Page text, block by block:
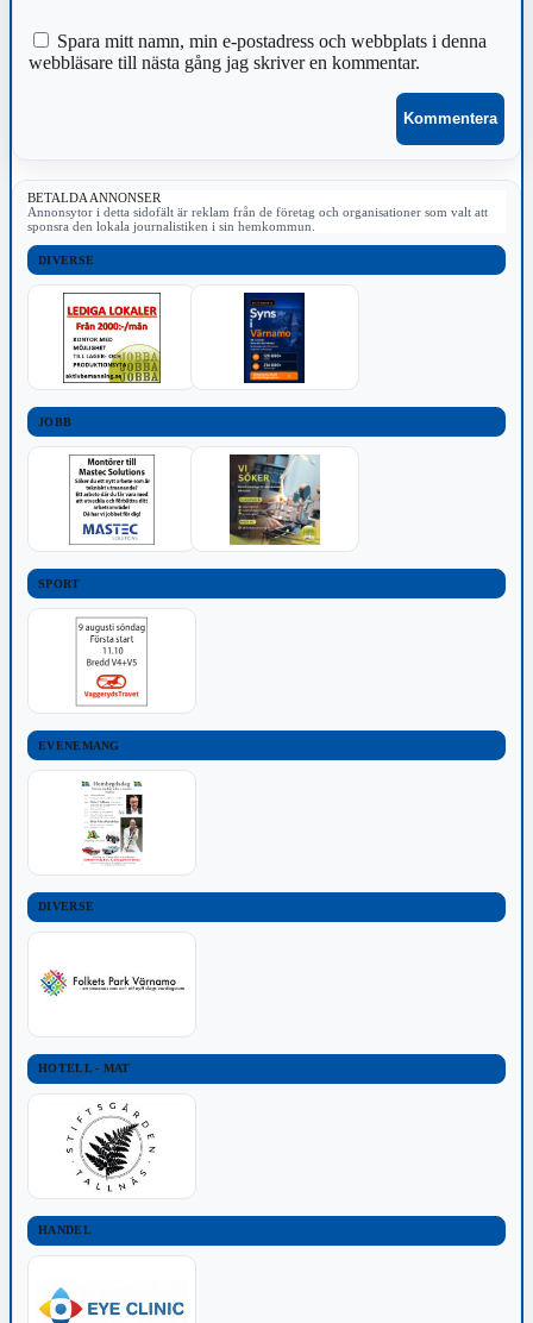
Spara mitt namn, min e-postadress och webbplats i denna
webbläsare till nästa gång jag skriver en kommentar.
BETALDA ANNONSER
Annonsytor i detta sidofält är reklam från de företag och organisationer som valt att
sponsra den lokala journalistiken i sin hemkommun.
DIVERSE
JOBB
SPORT
EVENEMANG
DIVERSE
HOTELL - MAT
HANDEL